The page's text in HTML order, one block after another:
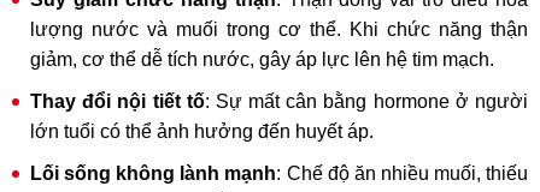
lượng nước và muối trong cơ thể. Khi chức năng thận
giảm, cơ thể dễ tích nước, gây áp lực lên hệ tim mạch.
Thay đổi nội tiết tố: Sự mất cân bằng hormone ở người
lớn tuổi có thể ảnh hưởng đến huyết áp.
Lối sống không lành mạnh: Chế độ ăn nhiều muối, thiếu